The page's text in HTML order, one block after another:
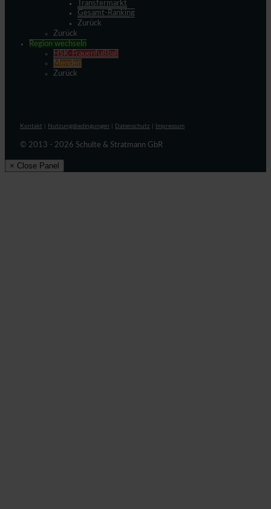
Transfermarkt
Gesamt-Ranking
Zurück
Zurück
Region wechseln
HSK-Frauenfußball
Menden
Zurück
Kontakt Nutzungsbedingungen Datenschutz Impressum
© 2013 - 2026 Schulte & Stratmann GbR
× Close Panel